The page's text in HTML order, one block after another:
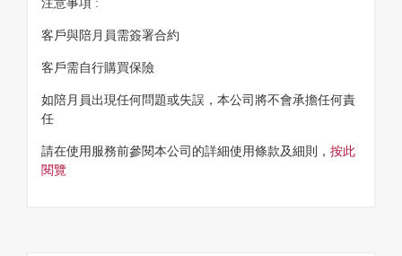
注意事項 :
客戶與陪月員需簽署合約
客戶需自行購買保險
如陪月員出現任何問題或失誤，本公司將不會承擔任何責
任
請在使用服務前參閱本公司的詳細使用條款及細則， 按此
閱覽